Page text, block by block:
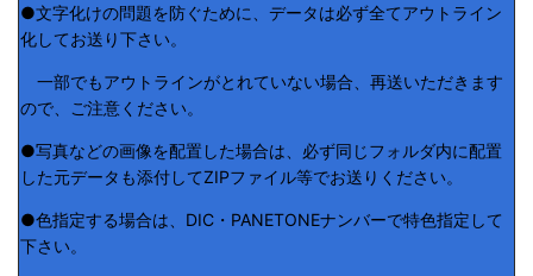
●文字化けの問題を防ぐために、データは必ず全てアウトライン
化してお送り下さい。
一部でもアウトラインがとれていない場合、再送いただきます
ので、ご注意ください。
●写真などの画像を配置した場合は、必ず同じフォルダ内に配置
した元データも添付してZIPファイル等でお送りください。
●色指定する場合は、DIC・PANETONEナンバーで特色指定して
下さい。